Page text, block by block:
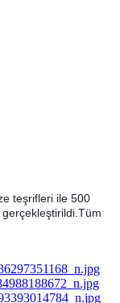
teşrifleri ile 500